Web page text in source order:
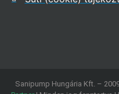
Sanipump Hungária Kft. –